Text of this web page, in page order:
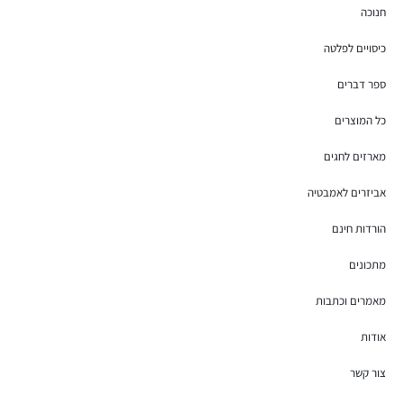
חנוכה
כיסויים לפלטה
ספר דברים
כל המוצרים
מארזים לחגים
אביזרים לאמבטיה
הורדות חינם
מתכונים
מאמרים וכתבות
אודות
צור קשר